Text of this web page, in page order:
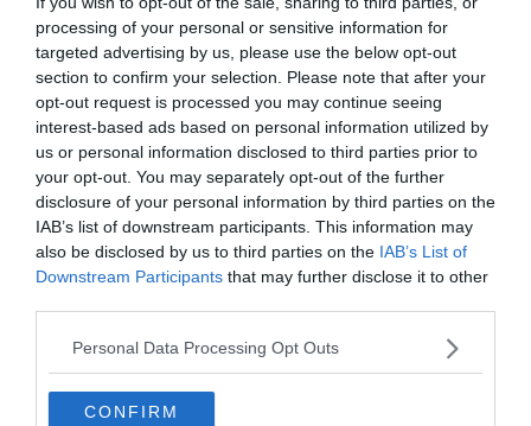
processing of your personal or sensitive information for
targeted advertising by us, please use the below opt-out
section to confirm your selection. Please note that after your
opt-out request is processed you may continue seeing
interest-based ads based on personal information utilized by
us or personal information disclosed to third parties prior to
your opt-out. You may separately opt-out of the further
disclosure of your personal information by third parties on the
IAB’s list of downstream participants. This information may
also be disclosed by us to third parties on the IAB’s List of
Downstream Participants that may further disclose it to other
Personal Data Processing Opt Outs
CONFIRM
Trouver un logement dans les environs de
Galway